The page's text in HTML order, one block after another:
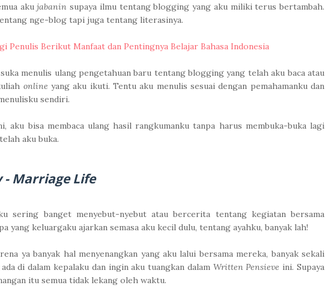
akujabanin supaya ilmu tentang blogging yang aku miliki terus bertambah.
nge-blog tapi juga tentang literasinya.
Penulis Berikut Manfaat dan Pentingnya Belajar Bahasa Indonesia
suka menulis ulang pengetahuan baru tentang blogging yang telah aku baca atau
online yang aku ikuti. Tentu aku menulis sesuai dengan pemahamanku dan
sendiri.
aku bisa membaca ulang hasil rangkumanku tanpa harus membuka-buka lagi
aku buka.
- Marriage Life
sering banget menyebut-nyebut atau bercerita tentang kegiatan bersama
yang keluargaku ajarkan semasa aku kecil dulu, tentang ayahku, banyak lah!
ya banyak hal menyenangkan yang aku lalui bersama mereka, banyak sekali
di dalam kepalaku dan ingin aku tuangkan dalam Written Pensieve ini. Supaya
itu semua tidak lekang oleh waktu.